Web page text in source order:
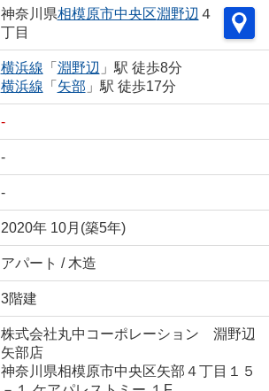
神奈川県相模原市中央区淵野辺 ４
丁目
横浜線 「 淵野辺 」駅 徒歩8分
横浜線 「 矢部 」駅 徒歩17分
-
-
-
2020年 10月(築5年)
アパート / 木造
3階建
株式会社丸中コーポレーション 淵野辺
矢部店
神奈川県相模原市中央区矢部４丁目１５